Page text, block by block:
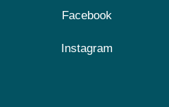
Facebook
Instagram